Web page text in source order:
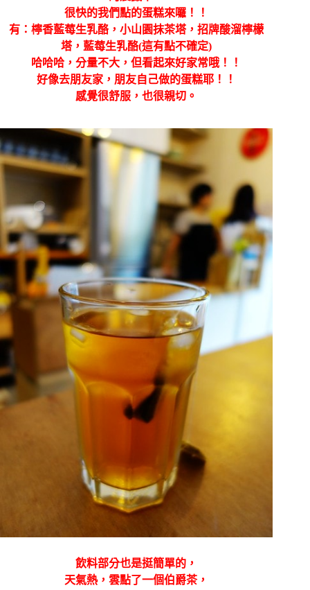
很快的我們點的蛋糕來囉！！
有：檸香藍莓生乳酪，小山園抹茶塔，招牌酸溜檸檬
塔，藍莓生乳酪(這有點不確定)
哈哈哈，分量不大，但看起來好家常哦！！
好像去朋友家，朋友自己做的蛋糕耶！！
感覺很舒服，也很親切。
飲料部分也是挺簡單的，
天氣熱，雲點了一個伯爵茶，